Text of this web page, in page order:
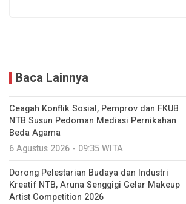
Baca Lainnya
Ceagah Konflik Sosial, Pemprov dan FKUB
NTB Susun Pedoman Mediasi Pernikahan
Beda Agama
6 Agustus 2026 - 09:35 WITA
Dorong Pelestarian Budaya dan Industri
Kreatif NTB, Aruna Senggigi Gelar Makeup
Artist Competition 2026